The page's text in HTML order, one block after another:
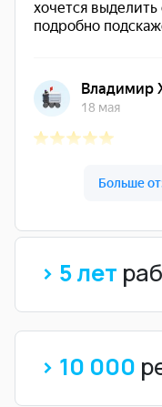
> 5 лет
> 10 000